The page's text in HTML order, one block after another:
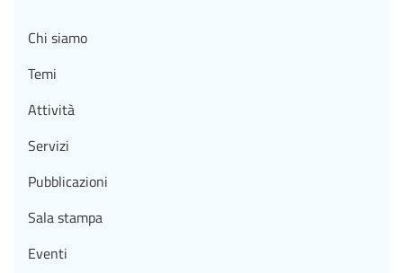
Chi siamo
Temi
Attività
Servizi
Pubblicazioni
Sala stampa
Eventi